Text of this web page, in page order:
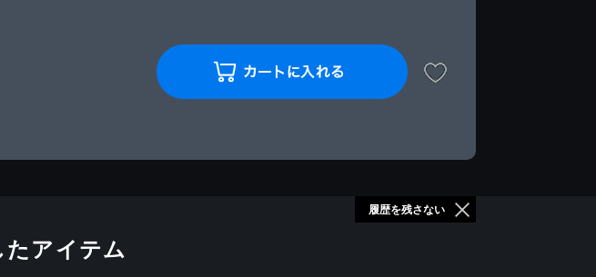
アイテム
履歴を残さない